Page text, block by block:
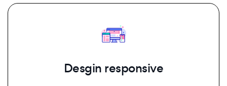
Desgin responsive